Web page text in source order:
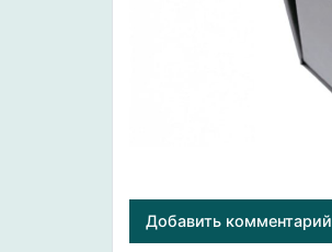
Добавить комментарий